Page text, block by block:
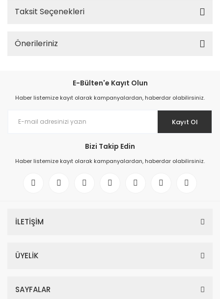
Taksit Seçenekleri
Önerileriniz
E-Bülten'e Kayıt Olun
Haber listemize kayıt olarak kampanyalardan, haberdar olabilirsiniz.
Kayıt Ol
Bizi Takip Edin
Haber listemize kayıt olarak kampanyalardan, haberdar olabilirsiniz.
İLETİŞİM
ÜYELİK
SAYFALAR